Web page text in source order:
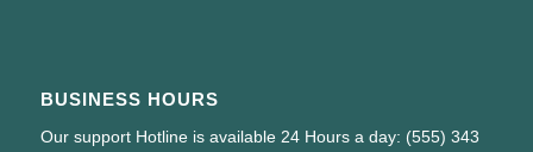
BUSINESS HOURS
Our support Hotline is available 24 Hours a day: (555) 343